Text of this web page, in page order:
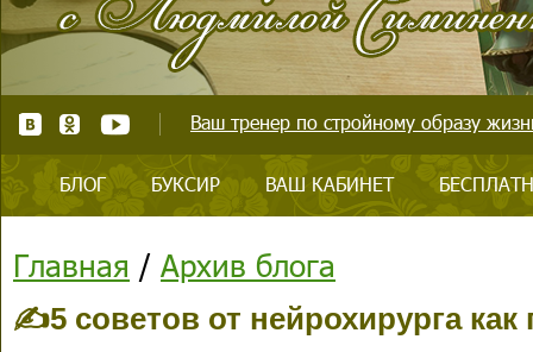
Ваш тренер по стройному образу
БЛОГ БУКСИР ВАШ КАБИНЕТ
Главная / Архив блога
✍️5 советов от нейрохирурга